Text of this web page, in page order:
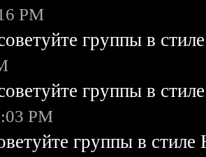
PM
группы в
группы в
PM
группы в стиле